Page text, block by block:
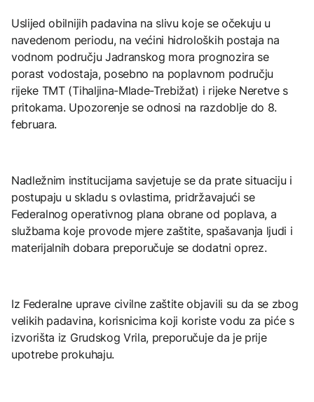
Uslijed obilnijih padavina na slivu koje se očekuju u
navedenom periodu, na većini hidroloških postaja na
vodnom području Jadranskog mora prognozira se
porast vodostaja, posebno na poplavnom području
rijeke TMT (Tihaljina-Mlade-Trebižat) i rijeke Neretve s
pritokama. Upozorenje se odnosi na razdoblje do 8.
februara.
Nadležnim institucijama savjetuje se da prate situaciju i
postupaju u skladu s ovlastima, pridržavajući se
Federalnog operativnog plana obrane od poplava, a
službama koje provode mjere zaštite, spašavanja ljudi i
materijalnih dobara preporučuje se dodatni oprez.
Iz Federalne uprave civilne zaštite objavili su da se zbog
velikih padavina, korisnicima koji koriste vodu za piće s
izvorišta iz Grudskog Vrila, preporučuje da je prije
upotrebe prokuhaju.